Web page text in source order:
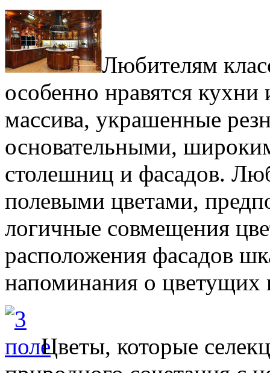
Любителям
особенно нравятся кухни
массива, украшенные
основательными,
столешниц и фасадов.
полевыми цветами,
логичные совмещения
расположения фасадов
напоминания о цветущих
Цветы, которые